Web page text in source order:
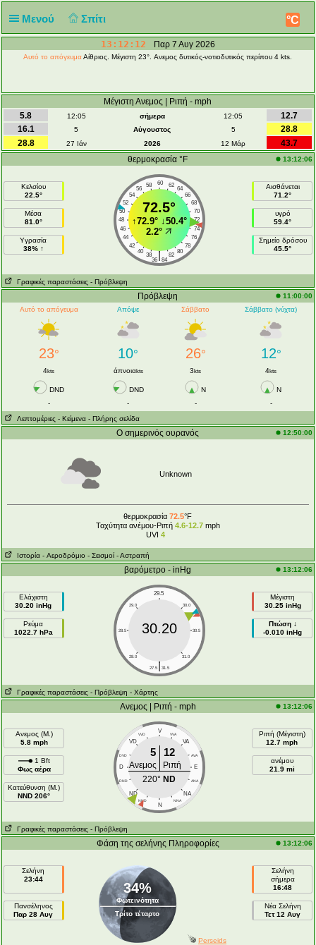
Μενού Σπίτι °C
13:12:12 Παρ 7 Αυγ 2026
Αυτό το απόγευμαΑίθριος. Μέγιστη 23°. Aνεμος δυτικός-νοτιοδυτικός περίπου 4 kts.
Μέγιστη Ανεμος | Ριπή - mph
5.8
12:05 σήμερα 12:05
12.7
16.1
5 Αύγουστος 5
28.8
28.8
27 Ιάν 2026 12 Μάρ
43.7
θερμοκρασία °F
13:12:06
Κελσίου
22.5°
Μέσα
81.0°
Υγρασία
38% ↑
60
58 62
56
64
54
66
52
68
50
70
48
72
46
74
44
76
42
78
40
80
38 82
|
36 84
72.5°
↑72.9°↓50.4°
2.2°
Αισθάνεται
71.2°
υγρό
59.4°
Σημείο δρόσου
45.5°
Γραφικές παραστάσεις - Πρόβλεψη
Πρόβλεψη
11:00:00
Αυτό το απόγευμα
Απόψε Σάββατο Σάββατο (νύχτα)
23° 10° 26° 12°
4kts άπνοιαkts 3kts 4kts
DND DND N
N
-
- -
-
Λεπτομέριες - Κείμενα - Πλήρης σελίδα
Ο σημερινός ουρανός 12:50:00
Unknown
θερμοκρασία72.5°F
Ταχύτητα ανέμου-Ριπή 4.6-12.7mph
UVI4
Ιστορία - Aεροδρόμιο - Σεισμοί - Αστραπή
βαρόμετρο - inHg 13:12:06
Ελάχιστη
30.20 inHg
Ρεύμα
1022.7 hPa
29.5
29.0 30.0
28.5 30.5
28.0 31.0
|
27.5 31.5
30.20
Μέγιστη
30.25 inHg
Πτώση ↓
-0.010 inHg
Γραφικές παραστάσεις - Πρόβλεψη - Χάρτης
Ανεμος | Ριπή - mph 13:12:06
Ανεμος (Μ.)
5.8 mph
1 Bft
Φως αέρα
Κατεύθυνση (Μ.)
NND 206°
V
VVD VVA
VD VA
DVD AVA
D E
DND ANA
ND NA
NND NNA
N
5 12
Ανεμος
Ριπή
220° ND
Ριπή (Μέγιστη)
12.7 mph
ανέμου
21.9 mi
Γραφικές παραστάσεις - Πρόβλεψη
Φάση της σελήνης Πληροφορίες 13:12:06
Σελήνη
23:44
Πανσέληνος
Παρ 28 Αυγ
34%
Φωτεινότητα
Τρίτο τέταρτο
Σελήνη
σήμερα
16:48
Νέα Σελήνη
Τετ 12 Αυγ
Perseids